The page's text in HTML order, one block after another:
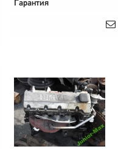
Гарантия